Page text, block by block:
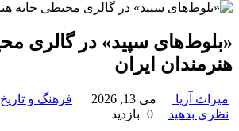
«بلوط‌های سپید» در گالری
هنرمندان ایران
میراث آریا می 13, 2026
فرهنگ و
نظری بدهید
0 بازدید